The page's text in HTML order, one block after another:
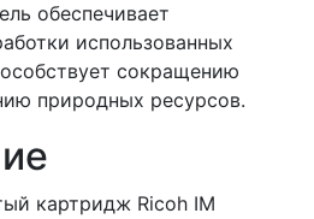
обеспечивает
использованных
сокращению
природных ресурсов.
картридж Ricoh IM